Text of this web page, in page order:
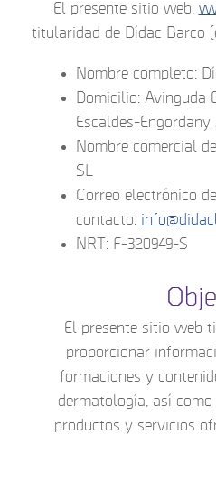
El presente sitio web,
titularidad de Dídac Barco
Nombre completo:
Domicilio: Avinguda
Escaldes-Engordany
Nombre comercial
SL
Correo electrónico de
contacto:
NRT: F-320949-S
El presente sitio web
proporcionar
formaciones y
dermatología, así
productos y servicios